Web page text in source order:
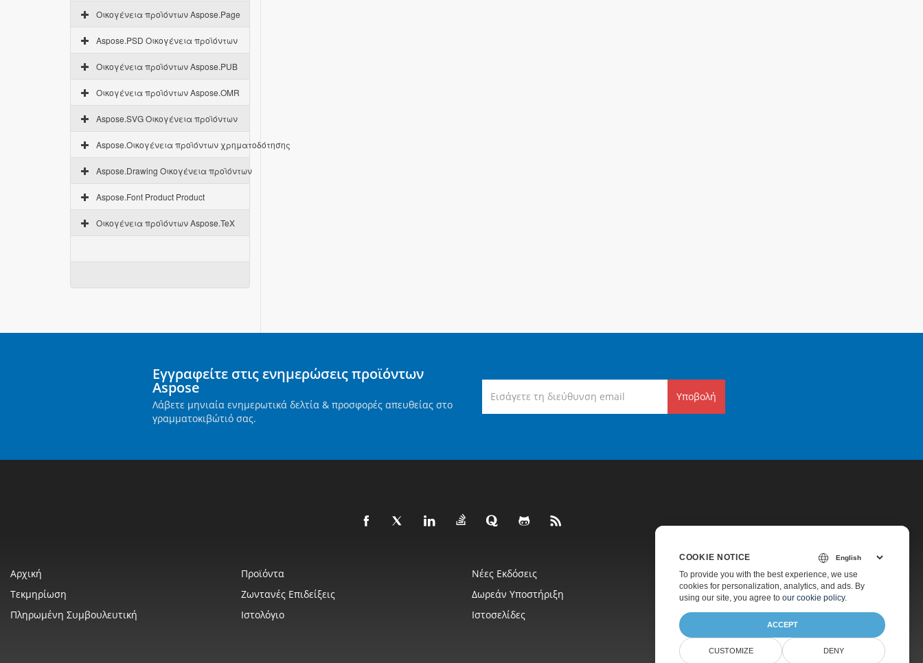
Οικογένεια προϊόντων Aspose.Page
Aspose.PSD Οικογένεια προϊόντων
Οικογένεια προϊόντων Aspose.PUB
Οικογένεια προϊόντων Aspose.OMR
Aspose.SVG Οικογένεια προϊόντων
Aspose.Οικογένεια προϊόντων χρηματοδότησης
Aspose.Drawing Οικογένεια προϊόντων
Aspose.Font Product Product
Οικογένεια προϊόντων Aspose.TeX
Εγγραφείτε στις ενημερώσεις προϊόντων
Aspose
Λάβετε μηνιαία ενημερωτικά δελτία & προσφορές απευθείας στο
γραμματοκιβώτιό σας.
Υποβολή
Αρχική Προϊόντα Νέες Εκδόσεις
Τιμολόγηση
Τεκμηρίωση
Ζωντανές Επιδείξεις Δωρεάν Υποστήριξη
Πληρωμένη Υποστήριξη
Πληρωμένη Συμβουλευτική
Ιστολόγιο Ιστοσελίδες Σχετικά
COOKIE NOTICE
To provide you with the best experience, we use
cookies for personalization, analytics, and ads. By
using our site, you agree to our cookie policy.
ACCEPT
CUSTOMIZE DENY